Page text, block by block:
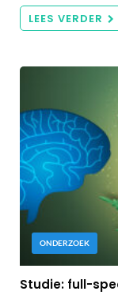
LEES VERDER
ONDERZOEK
Studie: full-